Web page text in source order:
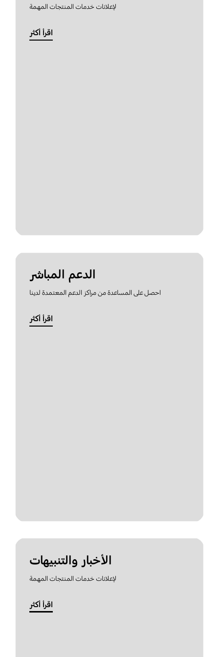
لإعلانات خدمات المنتجات المهمة
اقرأ أكثر
الدعم المباشر
احصل على المساعدة من مراكز الدعم المعتمدة لدينا
اقرأ أكثر
الأخبار والتنبيهات
لإعلانات خدمات المنتجات المهمة
اقرأ أكثر